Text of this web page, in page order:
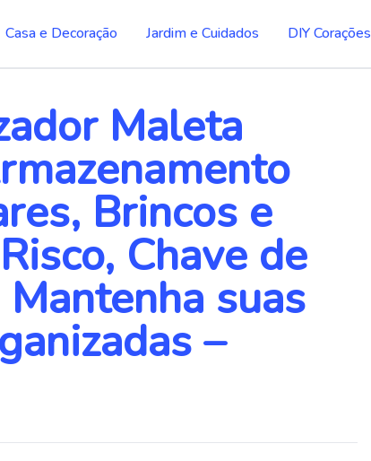
Casa e Decoração Jardim e Cuidados DIY Corações
Maleta
Brincos e
Chave de
suas
–